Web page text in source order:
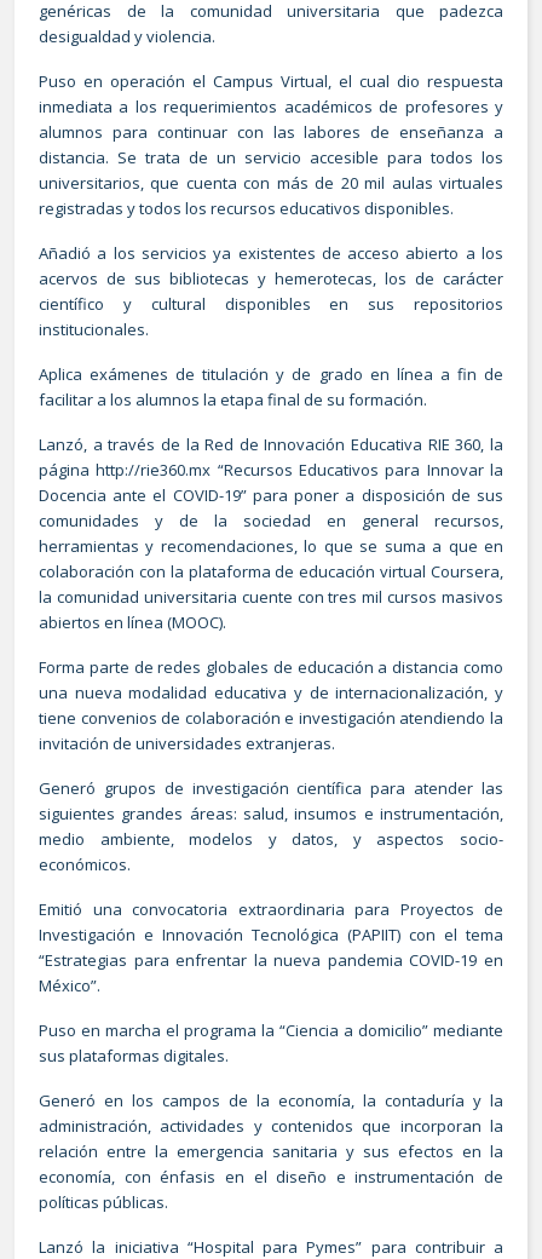
genéricas de la comunidad universitaria que padezca
desigualdad y violencia.
Puso en operación el Campus Virtual, el cual dio respuesta
inmediata a los requerimientos académicos de profesores y
alumnos para continuar con las labores de enseñanza a
distancia. Se trata de un servicio accesible para todos los
universitarios, que cuenta con más de 20 mil aulas virtuales
registradas y todos los recursos educativos disponibles.
Añadió a los servicios ya existentes de acceso abierto a los
acervos de sus bibliotecas y hemerotecas, los de carácter
científico y cultural disponibles en sus repositorios
institucionales.
Aplica exámenes de titulación y de grado en línea a fin de
facilitar a los alumnos la etapa final de su formación.
Lanzó, a través de la Red de Innovación Educativa RIE 360, la
páginahttp://rie360.mx “Recursos Educativos para Innovar la
Docencia ante el COVID-19” para poner a disposición de sus
comunidades y de la sociedad en general recursos,
herramientas y recomendaciones, lo que se suma a que en
colaboración con la plataforma de educación virtual Coursera,
la comunidad universitaria cuente con tres mil cursos masivos
abiertos en línea (MOOC).
Forma parte de redes globales de educación a distancia como
una nueva modalidad educativa y de internacionalización, y
tiene convenios de colaboración e investigación atendiendo la
invitación de universidades extranjeras.
Generó grupos de investigación científica para atender las
siguientes grandes áreas: salud, insumos e instrumentación,
medio ambiente, modelos y datos, y aspectos socio-
económicos.
Emitió una convocatoria extraordinaria para Proyectos de
Investigación e Innovación Tecnológica (PAPIIT) con el tema
“Estrategias para enfrentar la nueva pandemia COVID-19 en
México”.
Puso en marcha el programa la “Ciencia a domicilio” mediante
sus plataformas digitales.
Generó en los campos de la economía, la contaduría y la
administración, actividades y contenidos que incorporan la
relación entre la emergencia sanitaria y sus efectos en la
economía, con énfasis en el diseño e instrumentación de
políticas públicas.
Lanzó la iniciativa “Hospital para Pymes” para contribuir a